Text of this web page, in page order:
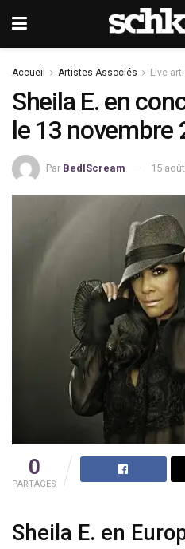
Accueil Artistes Associés Live
Sheila E. en
le 13 novembre
Par BedIScream 15
0
PARTAGES
Sheila E. en